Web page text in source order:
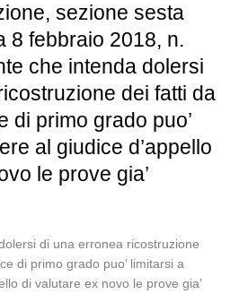
sezione sesta
8 febbraio 2018, n.
che intenda dolersi
dei fatti da
di primo grado puo’
al giudice d’appello
le prove gia’
di una erronea ricostruzione
di primo grado puo’ limitarsi a
di valutare ex novo le prove gia’